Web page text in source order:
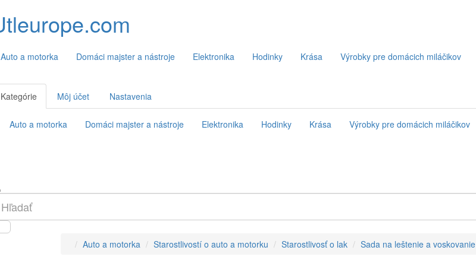
Auto a motorka Domáci majster a nástroje Elektronika Hodinky Krása Výrobky pre domácich miláčikov
Kategórie Môj účet Nastavenia
Auto a motorka Domáci majster a nástroje Elektronika Hodinky Krása Výrobky pre domácich miláčikov
Auto a motorka Starostlivostí o auto a motorku Starostlivosť o lak Sada na leštenie a voskovanie